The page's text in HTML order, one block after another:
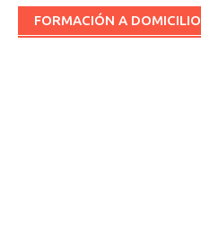
FORMACIÓN A DOMICILIO